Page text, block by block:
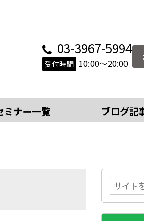
03-3967-5994
受付時間 10:00～20:00
ミナー一覧 ブログ記